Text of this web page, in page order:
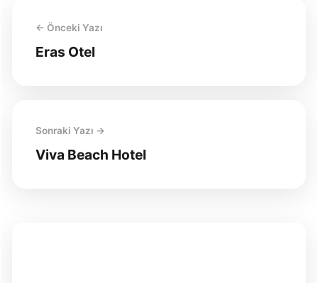
← Önceki Yazı
Eras Otel
Sonraki Yazı →
Viva Beach Hotel